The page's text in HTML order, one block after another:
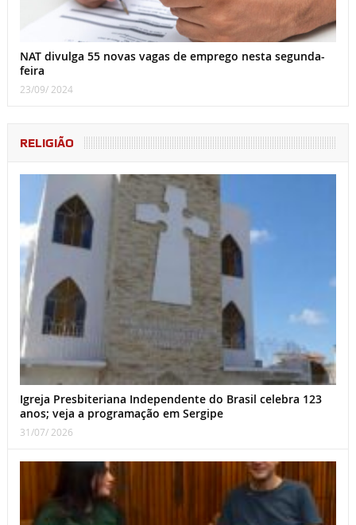
NAT divulga 55 novas vagas de emprego nesta segunda-
feira
23/09/ 2024
RELIGIÃO
Igreja Presbiteriana Independente do Brasil celebra 123
anos; veja a programação em Sergipe
31/07/ 2026